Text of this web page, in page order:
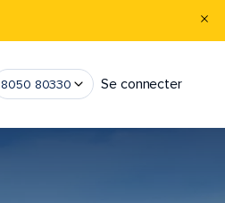
8050 80330 Se connecter